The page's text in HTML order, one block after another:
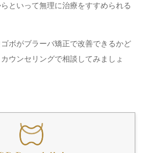
といって無理に治療をすすめられる
ボがブラーバ矯正で改善できるかど
ウンセリングで相談してみましょ